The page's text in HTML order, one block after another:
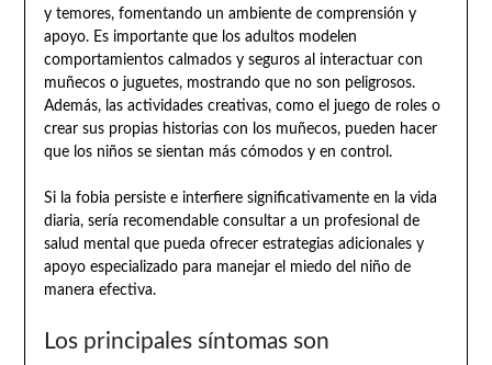
y temores, fomentando un ambiente de comprensión y
apoyo. Es importante que los adultos modelen
comportamientos calmados y seguros al interactuar con
muñecos o juguetes, mostrando que no son peligrosos.
Además, las actividades creativas, como el juego de roles o
crear sus propias historias con los muñecos, pueden hacer
que los niños se sientan más cómodos y en control.
Si la fobia persiste e interfiere significativamente en la vida
diaria, sería recomendable consultar a un profesional de
salud mental que pueda ofrecer estrategias adicionales y
apoyo especializado para manejar el miedo del niño de
manera efectiva.
Los principales síntomas son